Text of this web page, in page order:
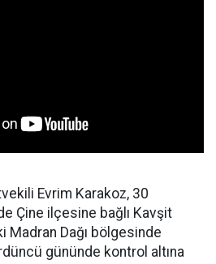
Evrim Karakoz, 30
Çine ilçesine bağlı Kavşit
Madran Dağı bölgesinde
gününde kontrol altına